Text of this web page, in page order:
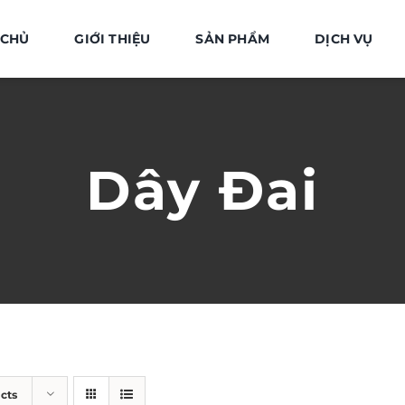
GIỚI THIỆU SẢN PHẨM DỊCH VỤ
Dây Đai